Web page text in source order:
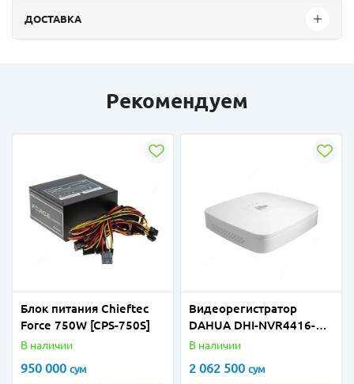
ДОСТАВКА
Рекомендуем
Блок питания Chieftec
Force 750W [CPS-750S]
В наличии
950 000 сум
Видеорегистратор
DAHUA DHI-NVR4416-
4KS2
В наличии
2 062 500 сум